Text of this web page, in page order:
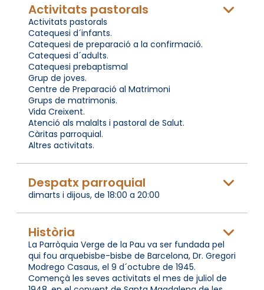
Activitats pastorals
Activitats pastorals
Catequesi d´infants.
Catequesi de preparació a la confirmació.
Catequesi d´adults.
Catequesi prebaptismal
Grup de joves.
Centre de Preparació al Matrimoni
Grups de matrimonis.
Vida Creixent.
Atenció als malalts i pastoral de Salut.
Càritas parroquial.
Altres activitats.
Despatx parroquial
dimarts i dijous, de 18:00 a 20:00
Història
La Parròquia Verge de la Pau va ser fundada pel
qui fou arquebisbe-bisbe de Barcelona, Dr. Gregori
Modrego Casaus, el 9 d´octubre de 1945.
Començà les seves activitats el mes de juliol de